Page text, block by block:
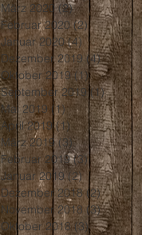
März 2020 (2)2 Beiträge
Februar 2020 (2)2 Beiträge
Januar 2020 (4) 4 Beiträge
Dezember 2019 (4)4
Oktober 2019 (1)1 Beitrag
September 2019 (1)1
Mai 2019 (1)1 Beitrag
April 2019 (1)1 Beitrag
März 2019 (3)3 Beiträge
Februar 2019 (3) 3 Beiträge
Januar 2019 (2)2 Beiträge
Dezember 2018 (2)2
November 2018 (3)3
Oktober 2018 (3)3 Beiträge